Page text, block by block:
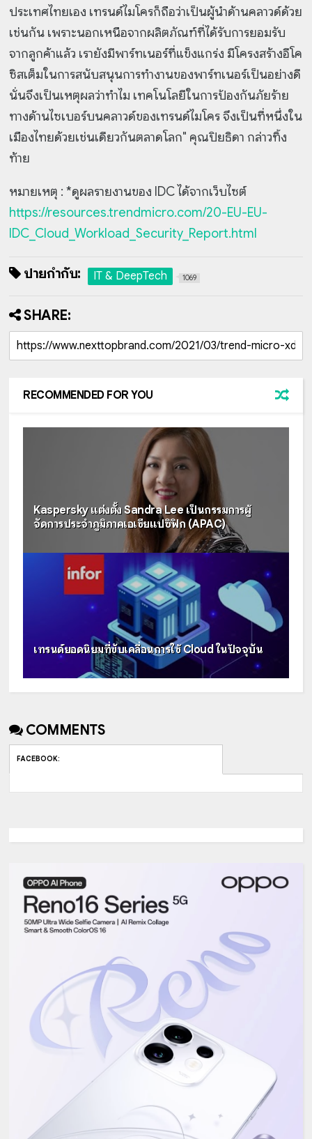
ประเทศไทยเอง เทรนด์ไมโครก็ถือว่าเป็นผู้นำด้านคลาวด์ด้วย
เช่นกัน เพราะนอกเหนือจากผลิตภัณฑ์ที่ได้รับการยอมรับ
จากลูกค้าแล้ว เรายังมีพาร์ทเนอร์ที่แข็งแกร่ง มีโครงสร้างอีโค
ซิสเต็มในการสนับสนุนการทำงานของพาร์ทเนอร์เป็นอย่างดี
นั่นจึงเป็นเหตุผลว่าทำไม เทคโนโลยีในการป้องกันภัยร้าย
ทางด้านไซเบอร์บนคลาวด์ของเทรนด์ไมโคร จึงเป็นที่หนึ่งใน
เมืองไทยด้วยเช่นเดียวกันตลาดโลก" คุณปิยธิดา กล่าวทิ้ง
ท้าย
หมายเหตุ : *ดูผลรายงานของ IDC ได้จากเว็บไซต์
https://resources.trendmicro.com/20-EU-EU-
IDC_Cloud_Workload_Security_Report.html
ป้ายกำกับ: IT & DeepTech 1069
SHARE:
RECOMMENDED FOR YOU
Kaspersky แต่งตั้ง Sandra Lee เป็นกรรมการผู้
จัดการประจำภูมิภาคเอเชียแปซิฟิก (APAC)
เทรนด์ยอดนิยมที่ขับเคลื่อนการใช้ Cloud ในปัจจุบัน
COMMENTS
FACEBOOK: